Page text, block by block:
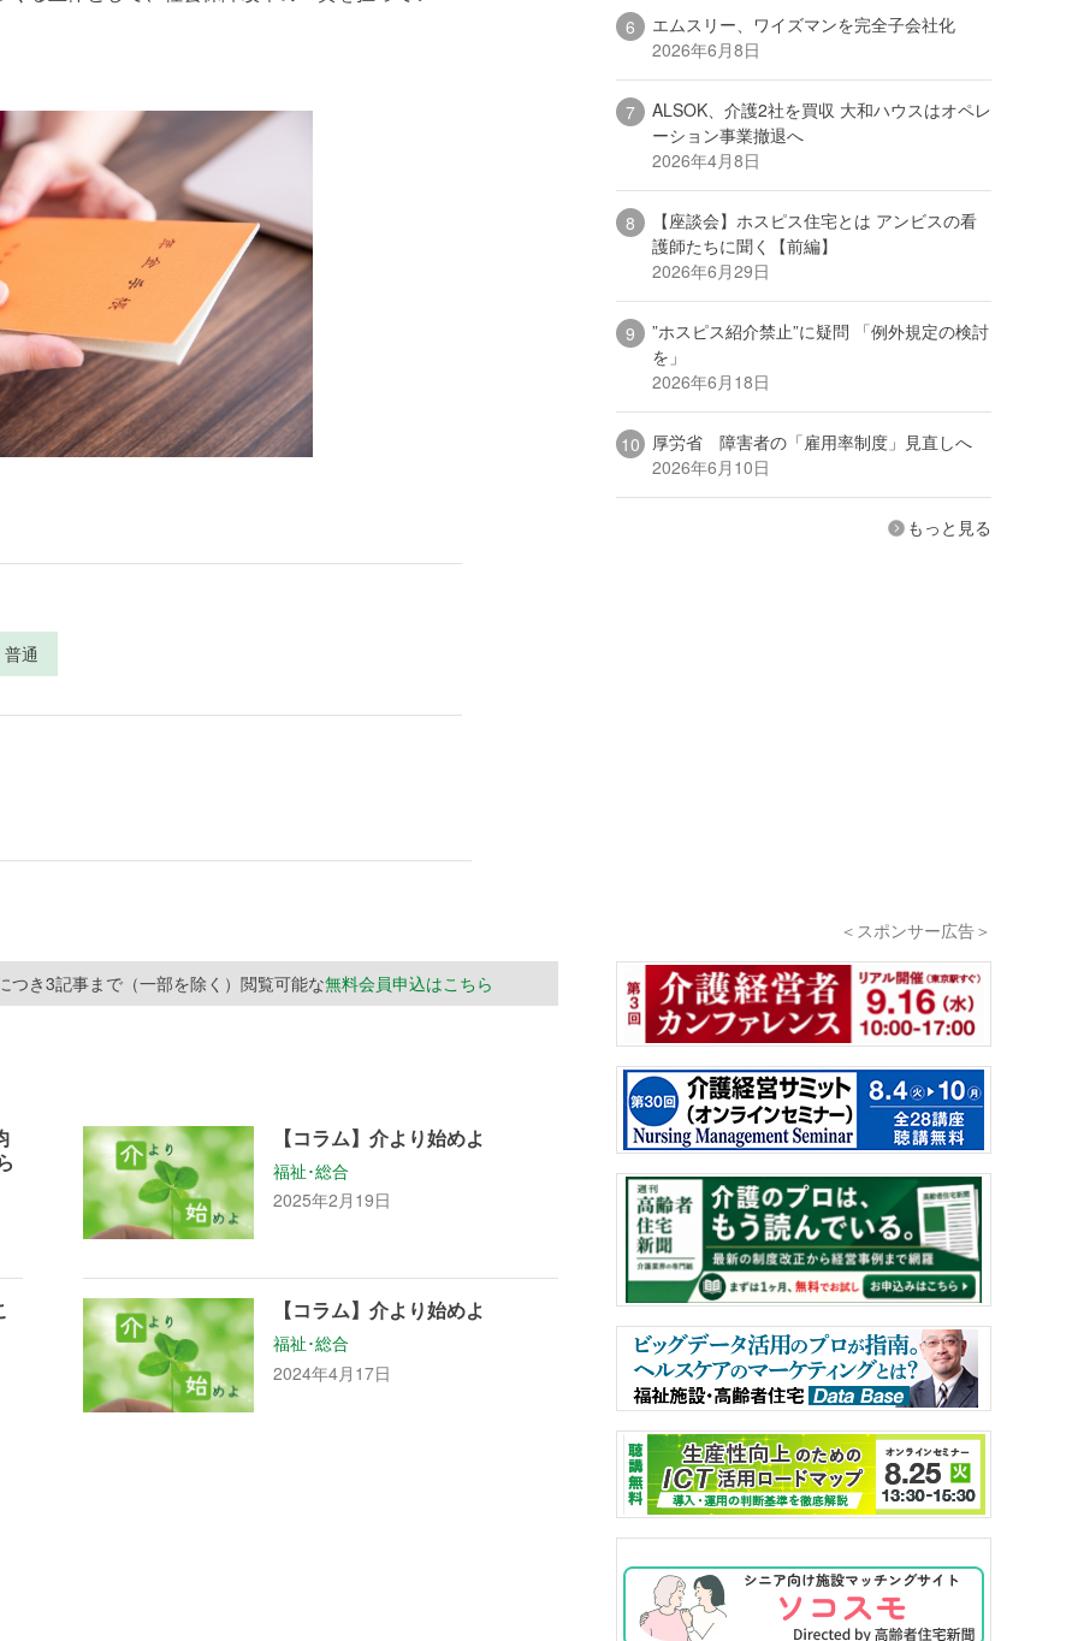
普通
つき3記事まで（一部を除く）閲覧可能な無料会員申込はこちら
【コラム】介より始めよ
福祉･総合
2025年2月19日
【コラム】介より始めよ
福祉･総合
2024年4月17日
エムスリー、ワイズマンを完全子会社化
2026年6月8日
ALSOK、介護2社を買収 大和ハウスはオペレ
ーション事業撤退へ
2026年4月8日
【座談会】ホスピス住宅とは アンビスの看
護師たちに聞く【前編】
2026年6月29日
”ホスピス紹介禁止”に疑問 「例外規定の検討
を」
2026年6月18日
厚労省 障害者の「雇用率制度」見直しへ
2026年6月10日
もっと見る
＜スポンサー広告＞